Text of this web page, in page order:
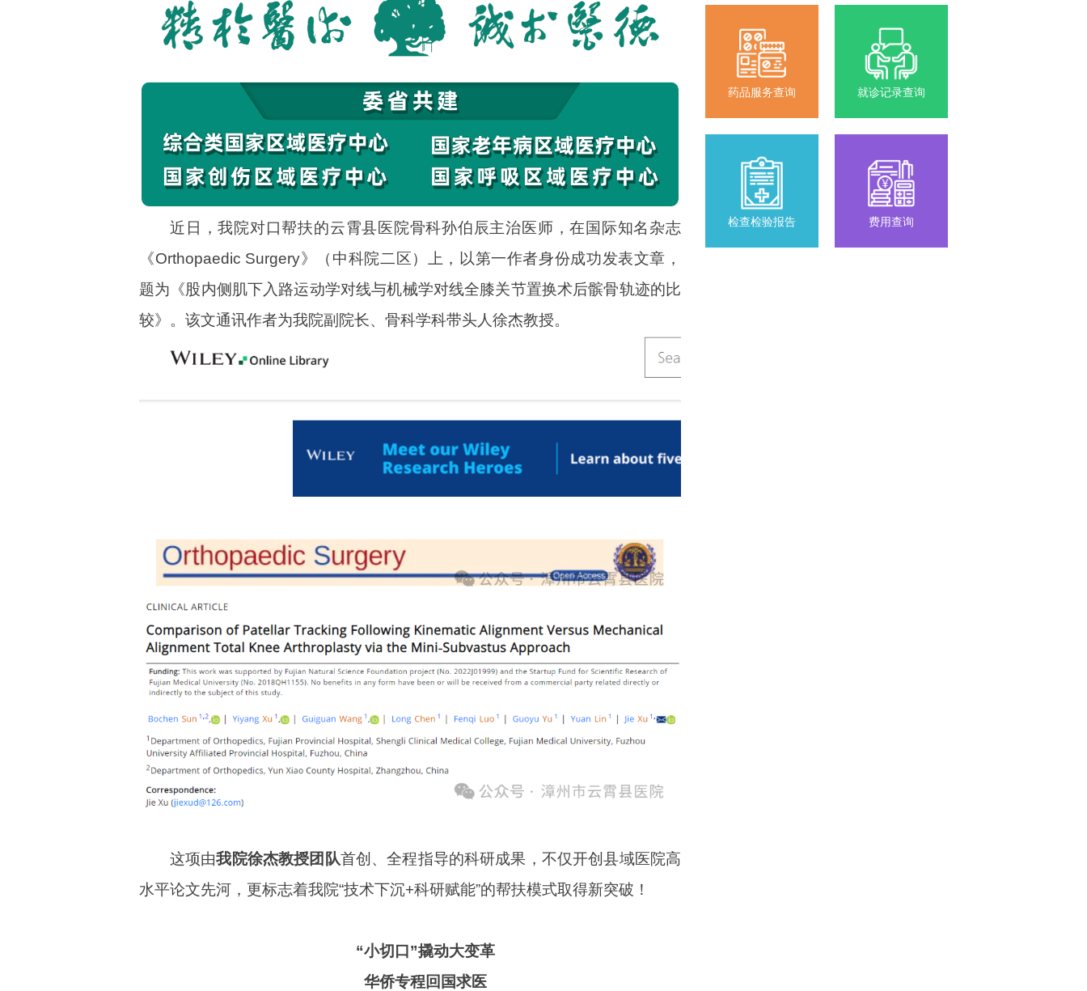
近日，我院对口帮扶的云霄县医院骨科孙伯辰主治医师，在国际知名杂志
《Orthopaedic Surgery》（中科院二区）上，以第一作者身份成功发表文章，
题为《股内侧肌下入路运动学对线与机械学对线全膝关节置换术后髌骨轨迹的比
较》。该文通讯作者为我院副院长、骨科学科带头人徐杰教授。
这项由我院徐杰教授团队首创、全程指导的科研成果，不仅开创县域医院高
水平论文先河，更标志着我院“技术下沉+科研赋能”的帮扶模式取得新突破！
“小切口”撬动大变革
华侨专程回国求医
药品服务查询 就诊记录查询
检查检验报告 费用查询